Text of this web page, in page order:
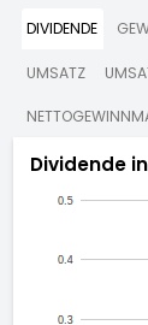
DIVIDENDE
UMSATZ
Dividende